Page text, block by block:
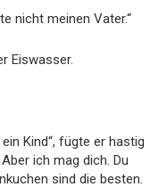
nicht meinen Vater.“
Eiswasser.
Kind“, fügte er hastig
ich mag dich. Du
sind die besten.